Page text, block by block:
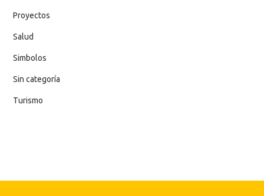
Proyectos
Salud
Simbolos
Sin categoría
Turismo